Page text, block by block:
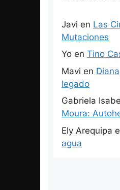
Javi en Las
Mutaciones
Yo en Tino
Mavi en
legado
Gabriela
Moura:
Ely Arequipa
agua